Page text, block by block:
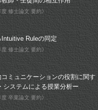
度 修士論文 要約》
Intuitive Ruleの同定
度 修士論文 要約》
ミュニケーションの役割に関す
システムによる授業分析ー
度 卒業論文 要約》